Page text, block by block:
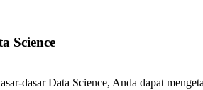
Science
dasar Data Science, Anda dapat